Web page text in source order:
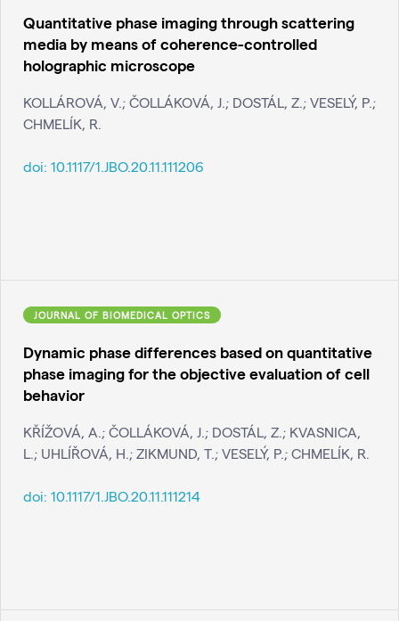
Quantitative phase imaging through scattering
media by means of coherence-controlled
holographic microscope
KOLLÁROVÁ, V.; ČOLLÁKOVÁ, J.; DOSTÁL, Z.; VESELÝ, P.;
CHMELÍK, R.
doi: 10.1117/1.JBO.20.11.111206
JOURNAL OF BIOMEDICAL OPTICS
Dynamic phase differences based on quantitative
phase imaging for the objective evaluation of cell
behavior
KŘÍŽOVÁ, A.; ČOLLÁKOVÁ, J.; DOSTÁL, Z.; KVASNICA,
L.; UHLÍŘOVÁ, H.; ZIKMUND, T.; VESELÝ, P.; CHMELÍK, R.
doi: 10.1117/1.JBO.20.11.111214